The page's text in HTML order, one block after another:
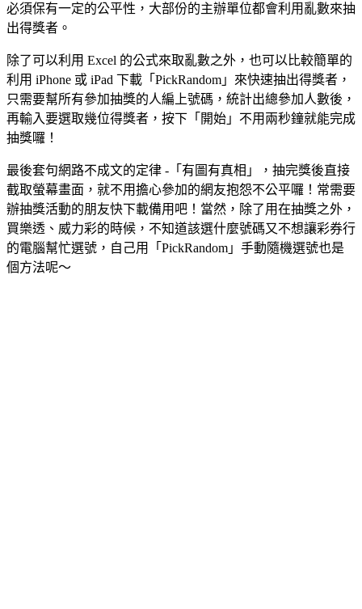
必須保有一定的公平性，大部份的主辦單位都會利用亂數來抽
出得獎者。
除了可以利用 Excel 的公式來取亂數之外，也可以比較簡單的
利用 iPhone 或 iPad 下載「PickRandom」來快速抽出得獎者，
只需要幫所有參加抽獎的人編上號碼，統計出總參加人數後，
再輸入要選取幾位得獎者，按下「開始」不用兩秒鐘就能完成
抽獎囉！
最後套句網路不成文的定律 -「有圖有真相」，抽完獎後直接
截取螢幕畫面，就不用擔心參加的網友抱怨不公平囉！常需要
辦抽獎活動的朋友快下載備用吧！當然，除了用在抽獎之外，
買樂透、威力彩的時候，不知道該選什麼號碼又不想讓彩券行
的電腦幫忙選號，自己用「PickRandom」手動隨機選號也是
個方法呢～